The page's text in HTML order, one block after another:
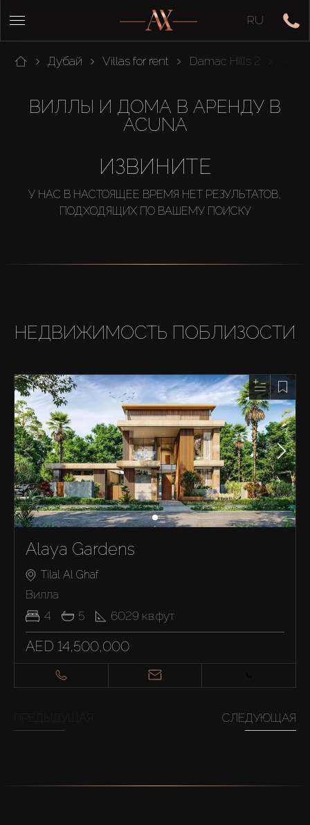
RU
Дубай Villas for rent Damac Hills 2
ВИЛЛЫ И ДОМА В АРЕНДУ В
ACUNA
ИЗВИНИТЕ
У НАС В НАСТОЯЩЕЕ ВРЕМЯ НЕТ РЕЗУЛЬТАТОВ,
ПОДХОДЯЩИХ ПО ВАШЕМУ ПОИСКУ
НЕДВИЖИМОСТЬ ПОБЛИЗОСТИ
Alaya Gardens
Tilal Al Ghaf
Вилла
4
5 6029 кв.фут
AED 14,500,000
СЛЕДУЮЩАЯ